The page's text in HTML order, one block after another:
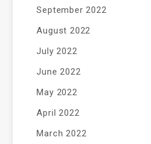
September 2022
August 2022
July 2022
June 2022
May 2022
April 2022
March 2022